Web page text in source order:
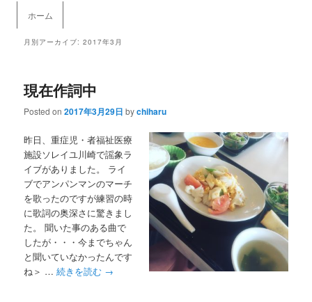
メインコンテンツへ移動
サブコンテンツへ移動
ホーム
月別アーカイブ:2017年3月
現在作詞中
Posted on2017年3月29日 bychiharu
昨日、重症児・者福祉医療
施設ソレイユ川崎で謡象ラ
イブがありました。 ライ
ブでアンパンマンのマーチ
を歌ったのですが練習の時
に歌詞の奥深さに驚きまし
た。 聞いた事のある曲で
したが・・・今までちゃん
と聞いていなかったんです
ね＞ …続きを読む →